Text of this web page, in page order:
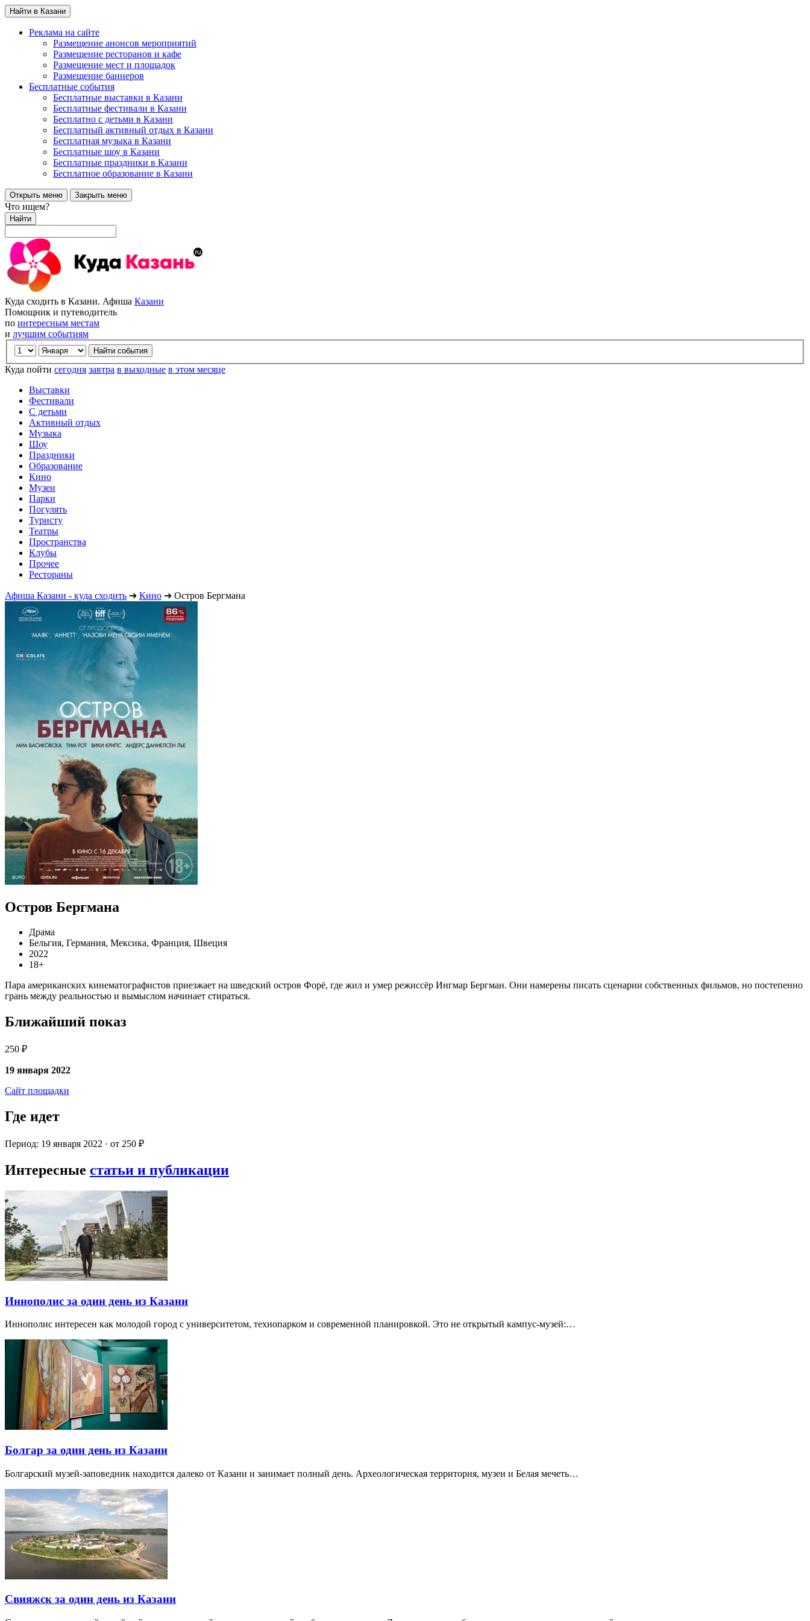
Найти в Казани
Реклама на сайте
Размещение анонсов мероприятий
Размещение ресторанов и кафе
Размещение мест и площадок
Размещение баннеров
Бесплатные события
Бесплатные выставки в Казани
Бесплатные фестивали в Казани
Бесплатно с детьми в Казани
Бесплатный активный отдых в Казани
Бесплатная музыка в Казани
Бесплатные шоу в Казани
Бесплатные праздники в Казани
Бесплатное образование в Казани
Открыть меню Закрыть меню
Что ищем?
Найти
Куда сходить в Казани. Афиша Казани
Помощник и путеводитель
по интересным местам
и лучшим событиям
Куда пойти сегодня завтра в выходные в этом месяце
Выставки
Фестивали
С детьми
Активный отдых
Музыка
Шоу
Праздники
Образование
Кино
Музеи
Парки
Погулять
Туристу
Театры
Пространства
Клубы
Прочее
Рестораны
Афиша Казани - куда сходить ➔ Кино ➔ Остров Бергмана
Остров Бергмана
Драма
Бельгия, Германия, Мексика, Франция, Швеция
2022
18+
Пара американских кинематографистов приезжает на шведский остров Форё, где жил и умер режиссёр Ингмар Бергман. Они намерены писать сценарии собственных фильмов, но постепенно
грань между реальностью и вымыслом начинает стираться.
Ближайший показ
250 ₽
19 января 2022
Сайт площадки
Где идет
Период: 19 января 2022 · от 250 ₽
Интересные статьи и публикации
Иннополис за один день из Казани
Иннополис интересен как молодой город с университетом, технопарком и современной планировкой. Это не открытый кампус-музей:…
Болгар за один день из Казани
Болгарский музей-заповедник находится далеко от Казани и занимает полный день. Археологическая территория, музеи и Белая мечеть…
Свияжск за один день из Казани